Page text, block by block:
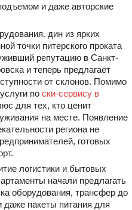
и даже авторские
дин из ярких
точки питерского проката
репутацию в Санкт-
и теперь предлагает
от склонов. Помимо
по ски-сервису в
для тех, кто ценит
на месте. Появление
региона не
готовых
логистики и бытовых
начали предлагать
оборудования, трансфер до
даже пакеты питания для